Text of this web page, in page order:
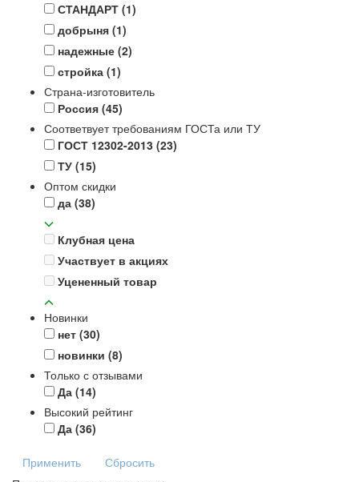
СТАНДАРТ (1)
добрыня (1)
надежные (2)
стройка (1)
Страна-изготовитель
Россия (45)
Соответвует требованиям ГОСТа или ТУ
ГОСТ 12302-2013 (23)
ТУ (15)
Оптом скидки
да (38)
Клубная цена
Участвует в акциях
Уцененный товар
Новинки
нет (30)
новинки (8)
Только с отзывами
Да (14)
Высокий рейтинг
Да (36)
Применить
Сбросить